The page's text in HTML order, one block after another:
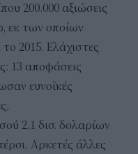
200.000 αξιώσεις
εκ των οποίων
2015. Ελάχιστες
13 αποφάσεις
ευνοϊκές
2,1 δισ. δολαρίων
Αρκετές άλλες